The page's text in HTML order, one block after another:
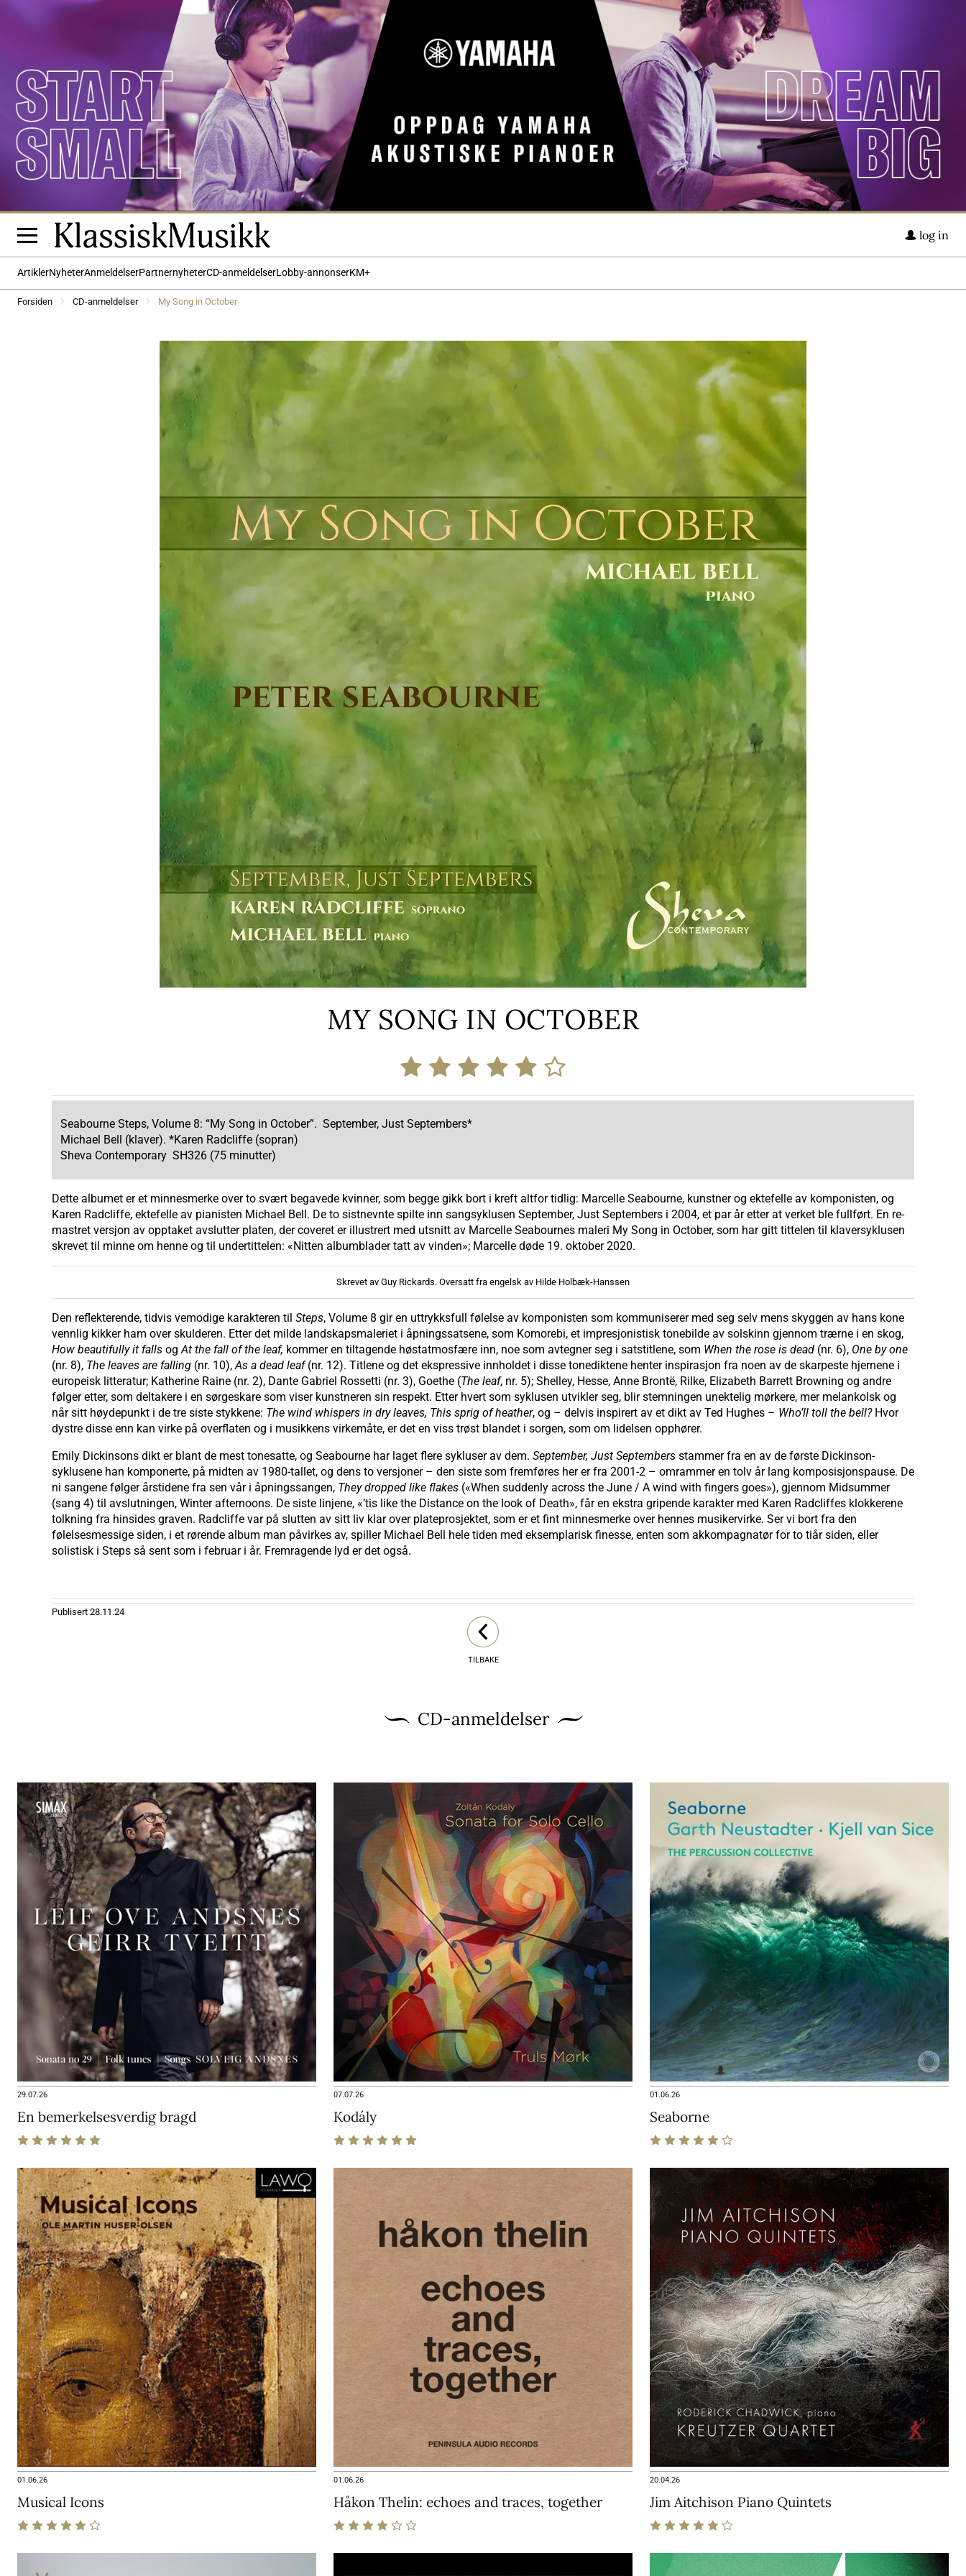
log in
ArtiklerNyheterAnmeldelserPartnernyheterCD-anmeldelserLobby-annonserKM+
Forsiden CD-anmeldelser My Song in October
MY SONG IN OCTOBER
Seabourne Steps, Volume 8: “My Song in October”. September, Just Septembers*
Michael Bell (klaver). *Karen Radcliffe (sopran)
Sheva Contemporary SH326 (75 minutter)
Dette albumet er et minnesmerke over to svært begavede kvinner, som begge gikk bort i kreft altfor tidlig: Marcelle Seabourne, kunstner og ektefelle av komponisten, og
Karen Radcliffe, ektefelle av pianisten Michael Bell. De to sistnevnte spilte inn sangsyklusen September, Just Septembers i 2004, et par år etter at verket ble fullført. En re-
mastret versjon av opptaket avslutter platen, der coveret er illustrert med utsnitt av Marcelle Seabournes maleri My Song in October, som har gitt tittelen til klaversyklusen
skrevet til minne om henne og til undertittelen: «Nitten albumblader tatt av vinden»; Marcelle døde 19. oktober 2020.
Skrevet av Guy Rickards. Oversatt fra engelsk av Hilde Holbæk-Hanssen
Den reflekterende, tidvis vemodige karakteren til Steps, Volume 8 gir en uttrykksfull følelse av komponisten som kommuniserer med seg selv mens skyggen av hans kone
vennlig kikker ham over skulderen. Etter det milde landskapsmaleriet i åpningssatsene, som Komorebi, et impresjonistisk tonebilde av solskinn gjennom trærne i en skog,
How beautifully it falls ogAt the fall of the leaf, kommer en tiltagende høstatmosfære inn, noe som avtegner seg i satstitlene, som When the rose is dead (nr. 6), One by one
(nr. 8), The leaves are falling (nr. 10),As a dead leaf(nr. 12). Titlene og det ekspressive innholdet i disse tonediktene henter inspirasjon fra noen av de skarpeste hjernene i
europeisk litteratur; Katherine Raine (nr. 2), Dante Gabriel Rossetti (nr. 3), Goethe (The leaf, nr. 5); Shelley, Hesse, Anne Brontë, Rilke, Elizabeth Barrett Browning og andre
følger etter, som deltakere i en sørgeskare som viser kunstneren sin respekt. Etter hvert som syklusen utvikler seg, blir stemningen unektelig mørkere, mer melankolsk og
når sitt høydepunkt i de tre siste stykkene: The wind whispers in dry leaves, This sprig of heather, og – delvis inspirert av et dikt av Ted Hughes – Who’ll toll the bell?Hvor
dystre disse enn kan virke på overflaten og i musikkens virkemåte, er det en viss trøst blandet i sorgen, som om lidelsen opphører.
Emily Dickinsons dikt er blant de mest tonesatte, og Seabourne har laget flere sykluser av dem. September, Just Septembers stammer fra en av de første Dickinson-
syklusene han komponerte, på midten av 1980-tallet, og dens to versjoner – den siste som fremføres her er fra 2001-2 – omrammer en tolv år lang komposisjonspause. De
ni sangene følger årstidene fra sen vår i åpningssangen, They dropped like flakes («When suddenly across the June / A wind with fingers goes»), gjennom Midsummer
(sang 4) til avslutningen, Winter afternoons. De siste linjene, «’tis like the Distance on the look of Death», får en ekstra gripende karakter med Karen Radcliffes klokkerene
tolkning fra hinsides graven. Radcliffe var på slutten av sitt liv klar over plateprosjektet, som er et fint minnesmerke over hennes musikervirke. Ser vi bort fra den
følelsesmessige siden, i et rørende album man påvirkes av, spiller Michael Bell hele tiden med eksemplarisk finesse, enten som akkompagnatør for to tiår siden, eller
solistisk i Steps så sent som i februar i år. Fremragende lyd er det også.
Publisert 28.11.24
TILBAKE
CD-anmeldelser
29.07.26
En bemerkelsesverdig bragd
07.07.26
Kodály
01.06.26
Seaborne
01.06.26
Musical Icons
01.06.26
Håkon Thelin: echoes and traces, together
20.04.26
Jim Aitchison Piano Quintets